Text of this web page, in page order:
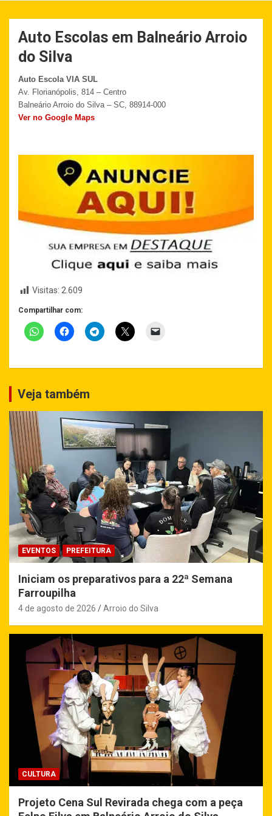
Auto Escolas em Balneário Arroio
do Silva
Auto Escola VIA SUL
Av. Florianópolis, 814 – Centro
Balneário Arroio do Silva – SC, 88914-000
Ver no Google Maps
Visitas: 2.609
Compartilhar com:
Veja também
EVENTOS PREFEITURA
Iniciam os preparativos para a 22ª Semana
Farroupilha
4 de agosto de 2026 Arroio do Silva
CULTURA
Projeto Cena Sul Revirada chega com a peça